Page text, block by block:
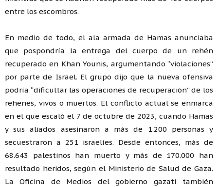
entre los escombros.
En medio de todo, el ala armada de Hamas anunciaba
que pospondría la entrega del cuerpo de un rehén
recuperado en Khan Younis, argumentando “violaciones”
por parte de Israel. El grupo dijo que la nueva ofensiva
podría “dificultar las operaciones de recuperación” de los
rehenes, vivos o muertos. El conflicto actual se enmarca
en el que escaló el 7 de octubre de 2023, cuando Hamas
y sus aliados asesinaron a más de 1.200 personas y
secuestraron a 251 israelíes. Desde entonces, más de
68.643 palestinos han muerto y más de 170.000 han
resultado heridos, según el Ministerio de Salud de Gaza.
La Oficina de Medios del gobierno gazatí también